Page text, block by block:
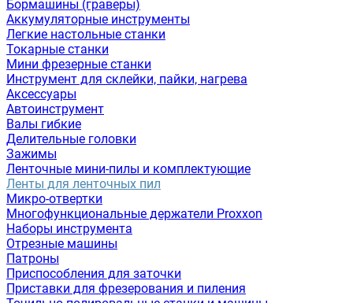
Бормашины (граверы)
Аккумуляторные инструменты
Легкие настольные станки
Токарные станки
Мини фрезерные станки
Инструмент для склейки, пайки, нагрева
Аксессуары
Автоинструмент
Валы гибкие
Делительные головки
Зажимы
Ленточные мини-пилы и комплектующие
Ленты для ленточных пил
Микро-отвертки
Многофункциональные держатели Proxxon
Наборы инструмента
Отрезные машины
Патроны
Приспособления для заточки
Приставки для фрезерования и пиления